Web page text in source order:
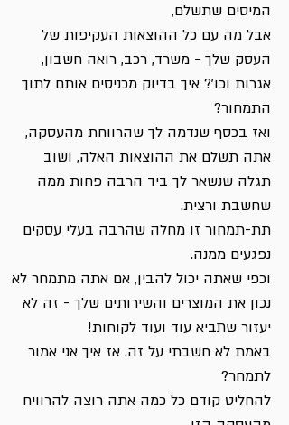
המיסים שתשלם,
אבל מה עם כל ההוצאות העקיפות של
העסק שלך - משרד, רכב, רואה חשבון,
אגרות וכו'? איך בדיוק מכניסים אותם לתוך
התמחור?
ואז בכסף שנדמה לך שהרווחת מהעסקה,
אתה תשלם את ההוצאות האלה, ושוב
תגלה שנשאר לך ביד הרבה פחות ממה
שחשבת ורצית.
תת-תמחור זו מחלה שהרבה בעלי עסקים
נפגעים ממנה.
וכפי שאתה יכול להבין, אם אתה מתמחר לא
נכון את המוצרים והשירותים שלך - זה לא
יעזור שתביא עוד ועוד לקוחות!
באמת לא חשבתי על זה. אז איך אני אמור
לתמחר?
להחליט קודם כל כמה אתה רוצה להרוויח